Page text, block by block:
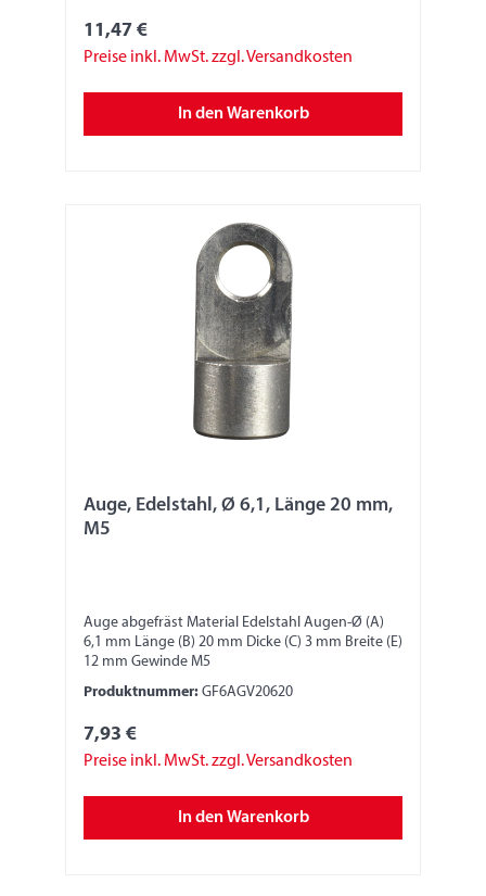
11,47 €
Preise inkl. MwSt. zzgl. Versandkosten
In den Warenkorb
Auge, Edelstahl, Ø 6,1, Länge 20 mm,
M5
Auge abgefräst Material Edelstahl Augen-Ø (A)
6,1 mm Länge (B) 20 mm Dicke (C) 3 mm Breite (E)
12 mm Gewinde M5
Produktnummer: GF6AGV20620
7,93 €
Preise inkl. MwSt. zzgl. Versandkosten
In den Warenkorb